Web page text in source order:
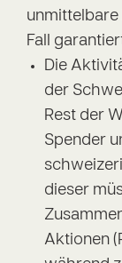
unmittelbare
Fall
Die
der
Rest der
Spender
dieser
Aktionen